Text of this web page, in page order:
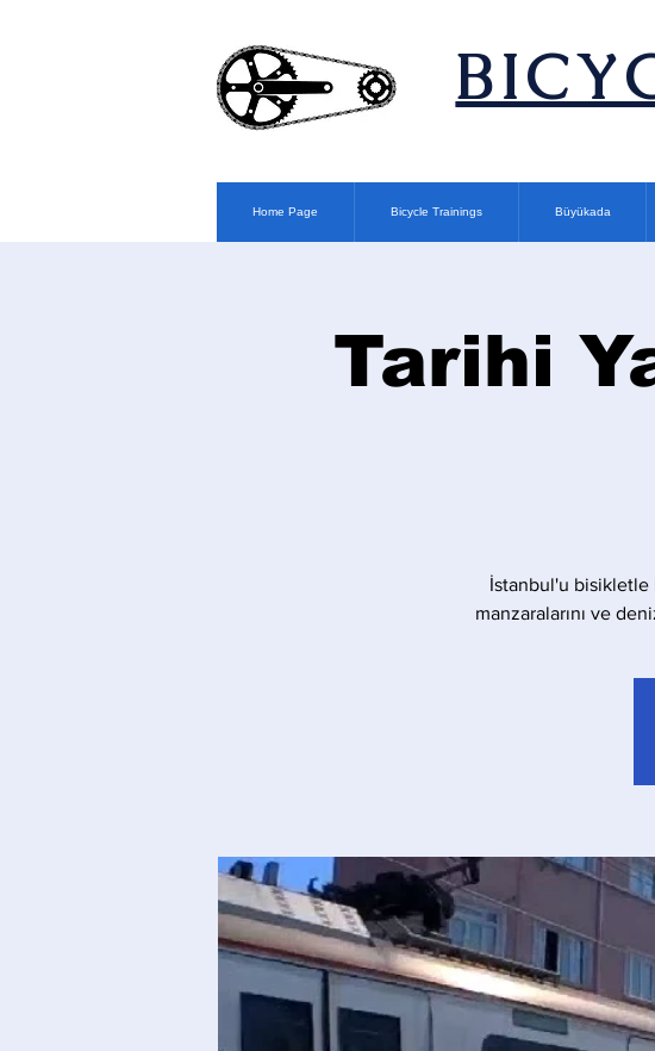
Home Page Bicycle Trainings Büyükada
Tarihi
İstanbul'u bisikletle
manzaralarını ve